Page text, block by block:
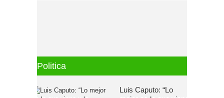
Politica
Luis Caputo: “Lo